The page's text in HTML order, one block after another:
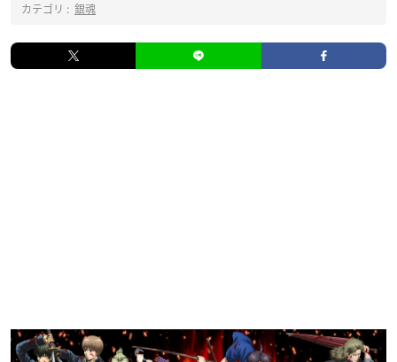
カテゴリ : 銀魂